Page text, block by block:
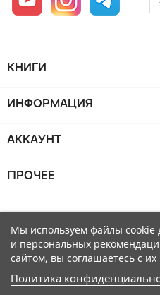
КНИГИ
ИНФОРМАЦИЯ
АККАУНТ
ПРОЧЕЕ
Мы используем файлы cookie
и персональных
сайтом, вы соглашаетесь с
Политика